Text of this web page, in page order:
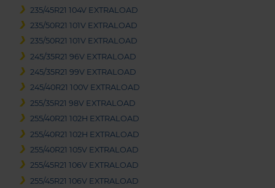
235/45R21 104V EXTRALOAD
235/50R21 101V EXTRALOAD
235/50R21 101V EXTRALOAD
245/35R21 96V EXTRALOAD
245/35R21 99V EXTRALOAD
245/40R21 100V EXTRALOAD
255/35R21 98V EXTRALOAD
255/40R21 102H EXTRALOAD
255/40R21 102H EXTRALOAD
255/40R21 105V EXTRALOAD
255/45R21 106V EXTRALOAD
255/45R21 106V EXTRALOAD